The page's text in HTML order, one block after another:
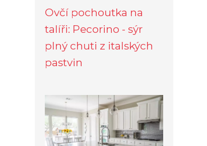
Ovčí pochoutka na
talíři: Pecorino - sýr
plný chuti z italských
pastvin